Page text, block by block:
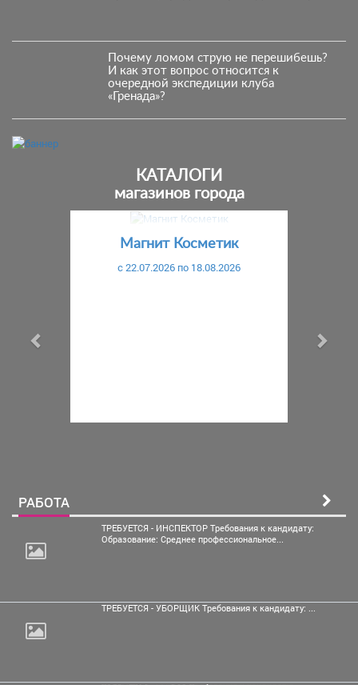
Почему ломом струю не перешибешь?
И как этот вопрос относится к
очередной экспедиции клуба
«Гренада»?
КАТАЛОГИ
магазинов города
Магнит Косметик
c 22.07.2026 по 18.08.2026
РАБОТА
ТРЕБУЕТСЯ - ИНСПЕКТОР Требования к кандидату:
Образование: Среднее профессиональное...
ТРЕБУЕТСЯ - УБОРЩИК Требования к кандидату: ...